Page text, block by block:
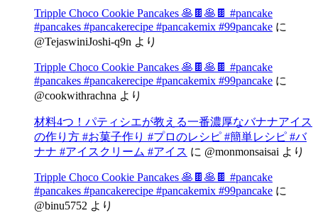
Tripple Choco Cookie Pancakes 🥞🍫🥞🍫 #pancake
#pancakes #pancakerecipe #pancakemix #99pancake に
@TejaswiniJoshi-q9n より
Tripple Choco Cookie Pancakes 🥞🍫🥞🍫 #pancake
#pancakes #pancakerecipe #pancakemix #99pancake に
@cookwithrachna より
材料4つ！パティシエが教える一番濃厚なバナナアイス
の作り方 #お菓子作り #プロのレシピ #簡単レシピ #バ
ナナ #アイスクリーム #アイス に @monmonsaisai より
Tripple Choco Cookie Pancakes 🥞🍫🥞🍫 #pancake
#pancakes #pancakerecipe #pancakemix #99pancake に
@binu5752 より